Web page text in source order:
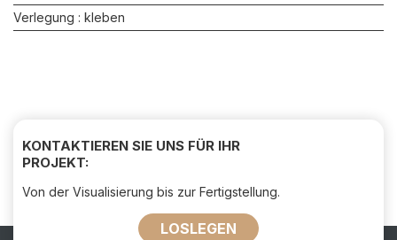
Verlegung : kleben
KONTAKTIEREN SIE UNS FÜR IHR
PROJEKT:
Von der Visualisierung bis zur Fertigstellung.
LOSLEGEN